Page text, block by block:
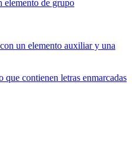
elemento de grupo
un elemento auxiliar y una
que contienen letras enmarcadas